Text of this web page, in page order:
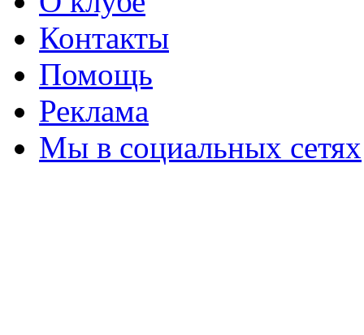
Контакты
Помощь
Реклама
Мы в социальных сетях